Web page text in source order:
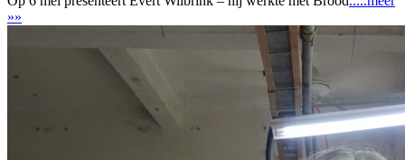
»»